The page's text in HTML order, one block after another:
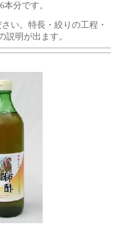
本分です。
い。特長・絞りの工程・
説明が出ます。